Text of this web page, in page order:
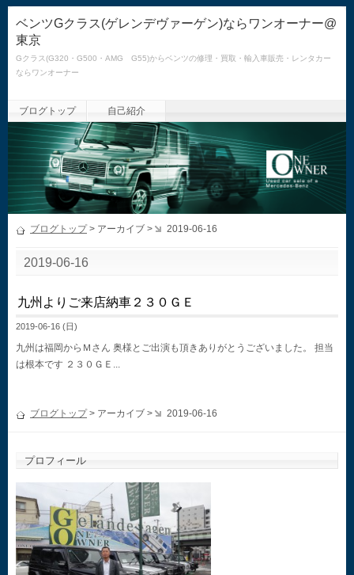
ベンツGクラス(ゲレンデヴァーゲン)ならワンオーナー@
東京
Gクラス(G320・G500・AMG G55)からベンツの修理・買取・輸入車販売・レンタカー
ならワンオーナー
ブログトップ 自己紹介
ブログトップ> アーカイブ > 2019-06-16
2019-06-16
九州よりご来店納車２３０ＧＥ
2019-06-16 (日)
九州は福岡からＭさん 奥様とご出演も頂きありがとうございました。 担当
は根本です ２３０ＧＥ...
ブログトップ> アーカイブ > 2019-06-16
プロフィール